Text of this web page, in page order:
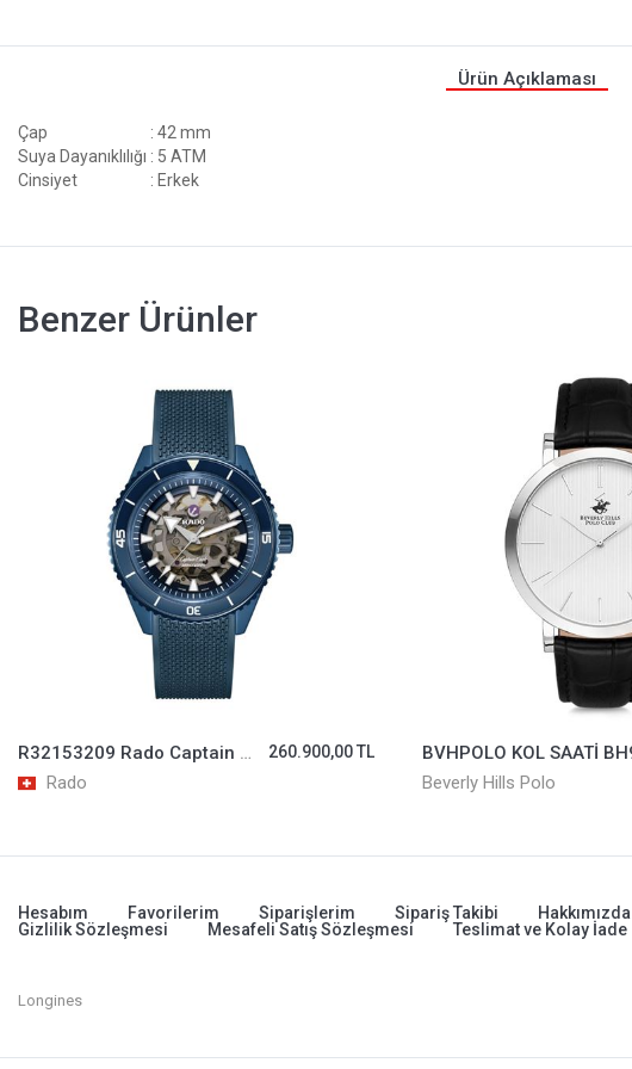
Ürün Açıklaması
Çap
: 42 mm
Suya Dayanıklılığı : 5 ATM
Cinsiyet
: Erkek
Benzer Ürünler
R32153209 Rado Captain Cook High-Tech Ceramic Kol Saati
Rado
260.900,00 TL
Beverly Hills Polo
Hesabım Favorilerim Siparişlerim Sipariş Takibi Hakkımızda
Gizlilik Sözleşmesi
Mesafeli Satış Sözleşmesi Teslimat ve Kolay İade
Longines